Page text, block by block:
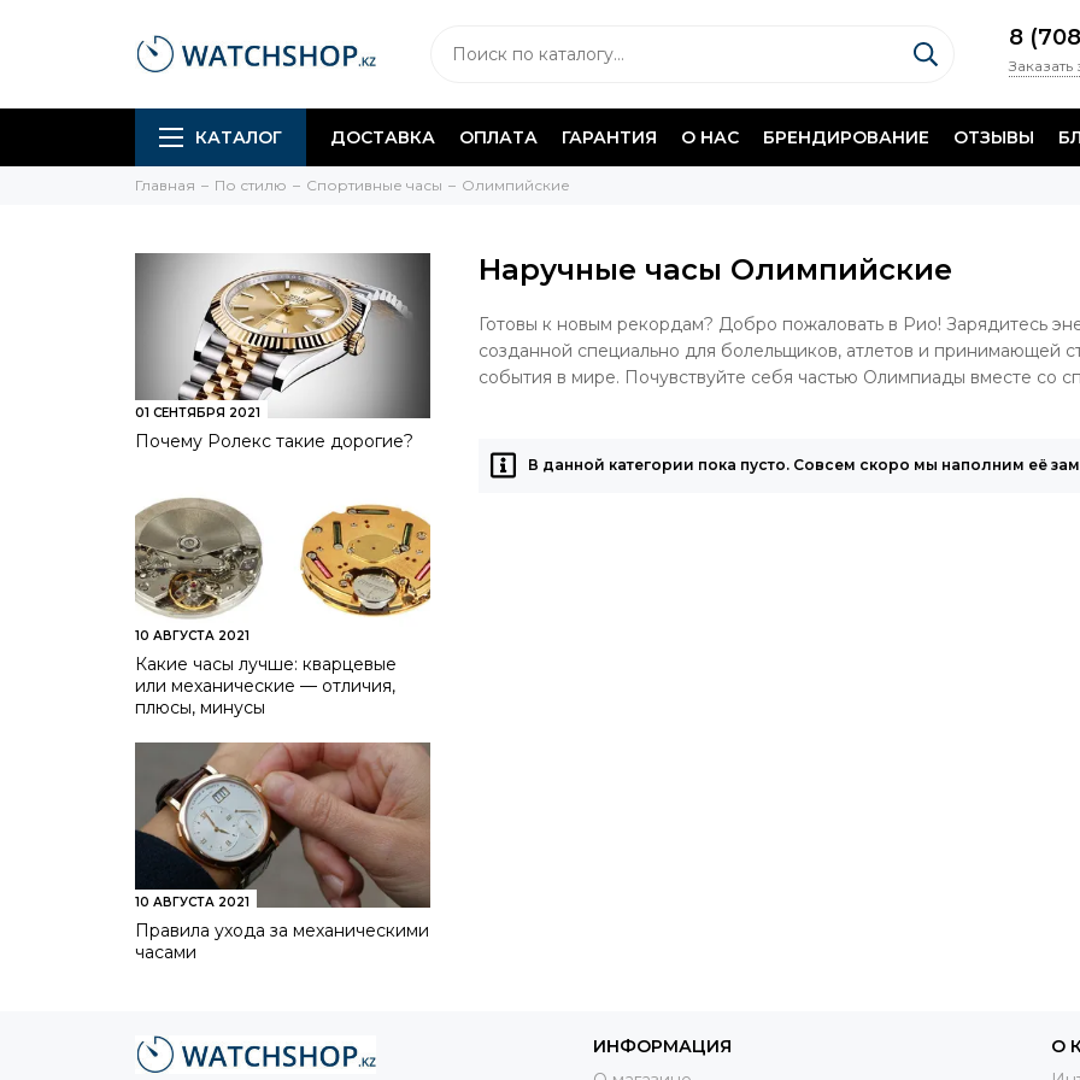
8
КАТАЛОГ ДОСТАВКА ОПЛАТА ГАРАНТИЯ О НАС БРЕНДИРОВАНИЕ ОТЗЫВЫ
Главная По стилю Спортивные часы Олимпийские
01 СЕНТЯБРЯ 2021
Почему Ролекс такие дорогие?
10 АВГУСТА 2021
Какие часы лучше: кварцевые
или механические — отличия,
плюсы, минусы
10 АВГУСТА 2021
Правила ухода за механическими
часами
Наручные часы Олимпийские
Готовы к новым рекордам? Добро пожаловать в Рио! Зарядитесь
созданной специально для болельщиков, атлетов и принимающей
события в мире. Почувствуйте себя частью Олимпиады вместе со
В данной категории пока пусто. Совсем скоро мы наполним её
ИНФОРМАЦИЯ
О